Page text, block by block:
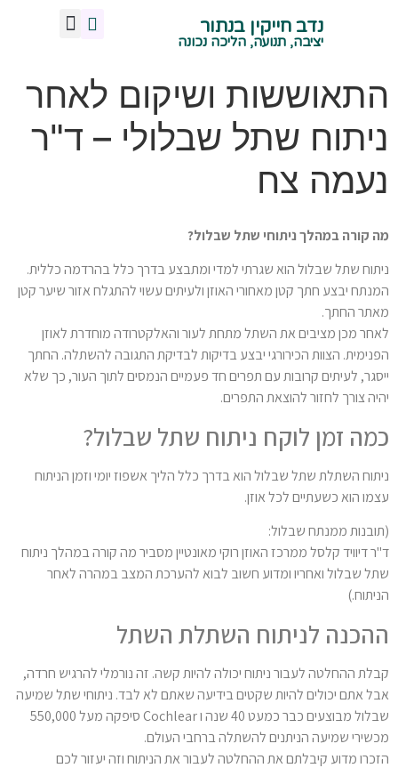
נדב חייקין בנתור
יציבה, תנועה, הליכה נכונה
התאוששות ושיקום לאחר
ניתוח שתל שבלולי – ד"ר
נעמה צח
מה קורה במהלך ניתוחי שתל שבלול?
ניתוח שתל שבלול הוא שגרתי למדי ומתבצע בדרך כלל בהרדמה כללית.
המנתח יבצע חתך קטן מאחורי האוזן ולעיתים עשוי להתגלח אזור שיער קטן
מאתר החתך.
לאחר מכן מציבים את השתל מתחת לעור והאלקטרודה מוחדרת לאוזן
הפנימית. הצוות הכירורגי יבצע בדיקות לבדיקת התגובה להשתלה. החתך
ייסגר, לעיתים קרובות עם תפרים חד פעמיים הנמסים לתוך העור, כך שלא
יהיה צורך לחזור להוצאת התפרים.
כמה זמן לוקח ניתוח שתל שבלול?
ניתוח השתלת שתל שבלול הוא בדרך כלל הליך אשפוז יומי וזמן הניתוח
עצמו הוא כשעתיים לכל אוזן.
(תובנות ממנתח שבלול:
ד"ר דיוויד קלסל ממרכז האוזן רוקי מאונטיין מסביר מה קורה במהלך ניתוח
שתל שבלול ואחריו ומדוע חשוב לבוא להערכת המצב במהרה לאחר
הניתוח.)
ההכנה לניתוח השתלת השתל
קבלת ההחלטה לעבור ניתוח יכולה להיות קשה. זה נורמלי להרגיש חרדה,
אבל אתם יכולים להיות שקטים בידיעה שאתם לא לבד. ניתוחי שתל שמיעה
שבלול מבוצעים כבר כמעט 40 שנה ו Cochlear סיפקה מעל 550,000
מכשירי שמיעה הניתנים להשתלה ברחבי העולם.
הזכרו מדוע קיבלתם את ההחלטה לעבור את הניתוח וזה יעזור לכם